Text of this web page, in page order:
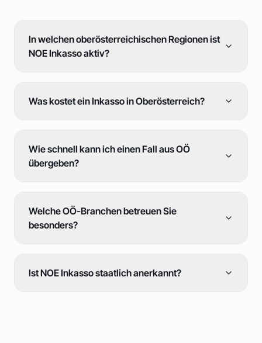
In welchen oberösterreichischen Regionen ist
NOE Inkasso aktiv?
Was kostet ein Inkasso in Oberösterreich?
Wie schnell kann ich einen Fall aus OÖ
übergeben?
Welche OÖ-Branchen betreuen Sie
besonders?
Ist NOE Inkasso staatlich anerkannt?